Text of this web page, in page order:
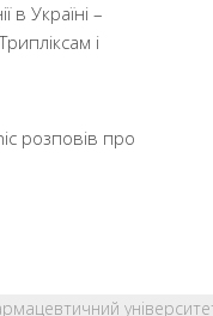
в Україні –
і
розповів про